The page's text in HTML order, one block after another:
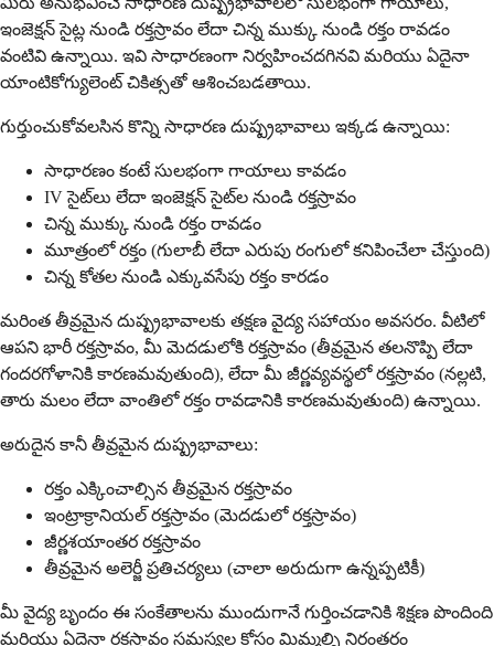
ఇంజెక్షన్ సైట్ల నుండి రక్తస్రావం లేదా చిన్న ముక్కు నుండి రక్తం రావడం
వంటివి ఉన్నాయి. ఇవి సాధారణంగా నిర్వహించదగినవి మరియు ఏదైనా
యాంటికోగ్యులెంట్ చికిత్సతో ఆశించబడతాయి.
గుర్తుంచుకోవలసిన కొన్ని సాధారణ దుష్ప్రభావాలు ఇక్కడ ఉన్నాయి:
సాధారణం కంటే సులభంగా గాయాలు కావడం
IV సైట్‌లు లేదా ఇంజెక్షన్ సైట్‌ల నుండి రక్తస్రావం
చిన్న ముక్కు నుండి రక్తం రావడం
మూత్రంలో రక్తం (గులాబీ లేదా ఎరుపు రంగులో కనిపించేలా చేస్తుంది)
చిన్న కోతల నుండి ఎక్కువసేపు రక్తం కారడం
మరింత తీవ్రమైన దుష్ప్రభావాలకు తక్షణ వైద్య సహాయం అవసరం. వీటిలో
ఆపని భారీ రక్తస్రావం, మీ మెదడులోకి రక్తస్రావం (తీవ్రమైన తలనొప్పి లేదా
గందరగోళానికి కారణమవుతుంది), లేదా మీ జీర్ణవ్యవస్థలో రక్తస్రావం (నల్లటి,
తారు మలం లేదా వాంతిలో రక్తం రావడానికి కారణమవుతుంది) ఉన్నాయి.
అరుదైన కానీ తీవ్రమైన దుష్ప్రభావాలు:
రక్తం ఎక్కించాల్సిన తీవ్రమైన రక్తస్రావం
ఇంట్రాక్రానియల్ రక్తస్రావం (మెదడులో రక్తస్రావం)
జీర్ణశయాంతర రక్తస్రావం
తీవ్రమైన అలెర్జీ ప్రతిచర్యలు (చాలా అరుదుగా ఉన్నప్పటికీ)
మీ వైద్య బృందం ఈ సంకేతాలను ముందుగానే గుర్తించడానికి శిక్షణ పొందింది
మరియు ఏదైనా రక్తస్రావం సమస్యల కోసం మిమ్మల్ని నిరంతరం